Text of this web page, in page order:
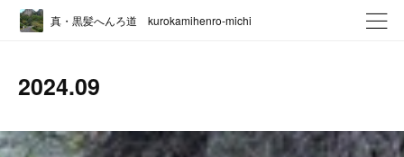
真・黒髪へんろ道 kurokamihenro-michi
2024.09